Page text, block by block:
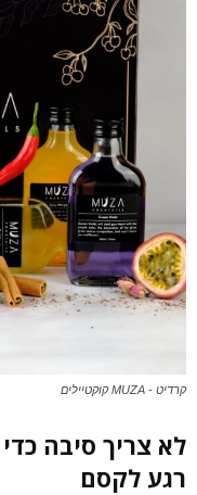
קרדיט - MUZA קוקטיילים
רגע לקסם